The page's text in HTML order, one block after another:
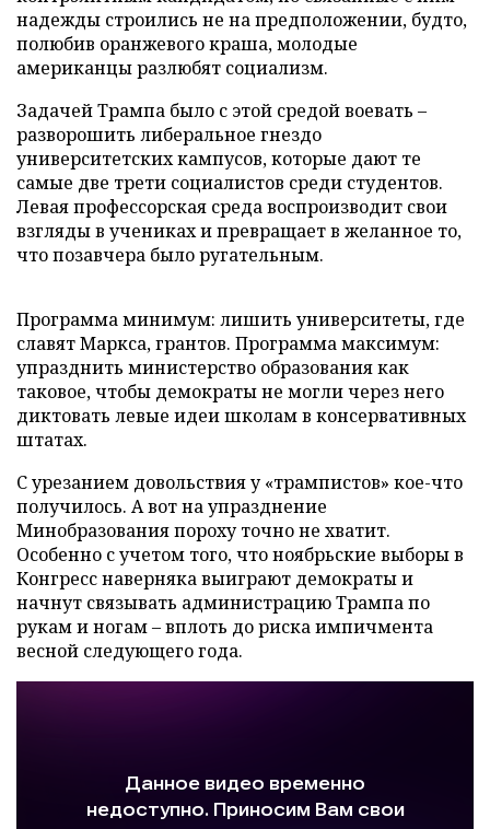
надежды строились не на предположении, будто,
полюбив оранжевого краша, молодые
американцы разлюбят социализм.
Задачей Трампа было с этой средой воевать –
разворошить либеральное гнездо
университетских кампусов, которые дают те
самые две трети социалистов среди студентов.
Левая профессорская среда воспроизводит свои
взгляды в учениках и превращает в желанное то,
что позавчера было ругательным.
Программа минимум: лишить университеты, где
славят Маркса, грантов. Программа максимум:
упразднить министерство образования как
таковое, чтобы демократы не могли через него
диктовать левые идеи школам в консервативных
штатах.
С урезанием довольствия у «трампистов» кое-что
получилось. А вот на упразднение
Минобразования пороху точно не хватит.
Особенно с учетом того, что ноябрьские выборы в
Конгресс наверняка выиграют демократы и
начнут связывать администрацию Трампа по
рукам и ногам – вплоть до риска импичмента
весной следующего года.